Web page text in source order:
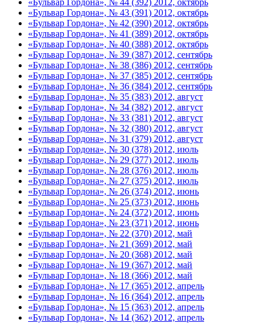
«Бульвар Гордона», № 43 (391) 2012, октябрь
«Бульвар Гордона», № 42 (390) 2012, октябрь
«Бульвар Гордона», № 41 (389) 2012, октябрь
«Бульвар Гордона», № 40 (388) 2012, октябрь
«Бульвар Гордона», № 39 (387) 2012, сентябрь
«Бульвар Гордона», № 38 (386) 2012, сентябрь
«Бульвар Гордона», № 37 (385) 2012, сентябрь
«Бульвар Гордона», № 36 (384) 2012, сентябрь
«Бульвар Гордона», № 35 (383) 2012, август
«Бульвар Гордона», № 34 (382) 2012, август
«Бульвар Гордона», № 33 (381) 2012, август
«Бульвар Гордона», № 32 (380) 2012, август
«Бульвар Гордона», № 31 (379) 2012, август
«Бульвар Гордона», № 30 (378) 2012, июль
«Бульвар Гордона», № 29 (377) 2012, июль
«Бульвар Гордона», № 28 (376) 2012, июль
«Бульвар Гордона», № 27 (375) 2012, июль
«Бульвар Гордона», № 26 (374) 2012, июнь
«Бульвар Гордона», № 25 (373) 2012, июнь
«Бульвар Гордона», № 24 (372) 2012, июнь
«Бульвар Гордона», № 23 (371) 2012, июнь
«Бульвар Гордона», № 22 (370) 2012, май
«Бульвар Гордона», № 21 (369) 2012, май
«Бульвар Гордона», № 20 (368) 2012, май
«Бульвар Гордона», № 19 (367) 2012, май
«Бульвар Гордона», № 18 (366) 2012, май
«Бульвар Гордона», № 17 (365) 2012, апрель
«Бульвар Гордона», № 16 (364) 2012, апрель
«Бульвар Гордона», № 15 (363) 2012, апрель
«Бульвар Гордона», № 14 (362) 2012, апрель